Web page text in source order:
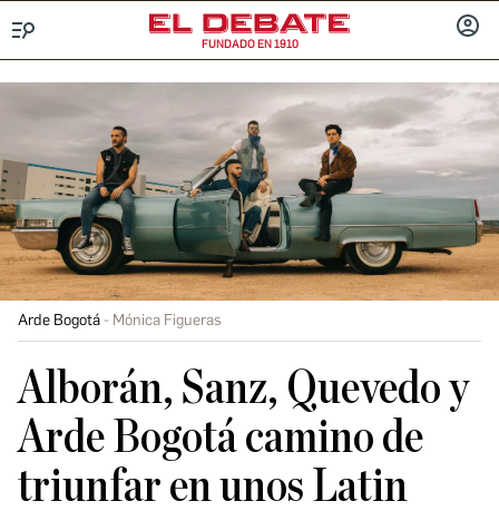
FUNDADO EN 1910
Arde Bogotá Mónica Figueras
Alborán, Sanz, Quevedo y
Arde Bogotá camino de
triunfar en unos Latin